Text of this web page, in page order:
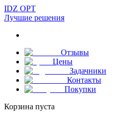
IDZ OPT
Лучшие решения
Отзывы
Цены
Задачники
Контакты
Покупки
Корзина пуста